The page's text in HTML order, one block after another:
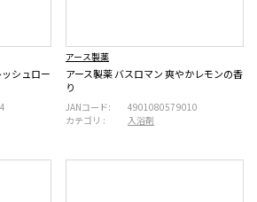
シュロー
アース製薬
アース製薬 バスロマン 爽やかレモンの香
り
JANコード:
4901080579010
カテゴリ :
入浴剤